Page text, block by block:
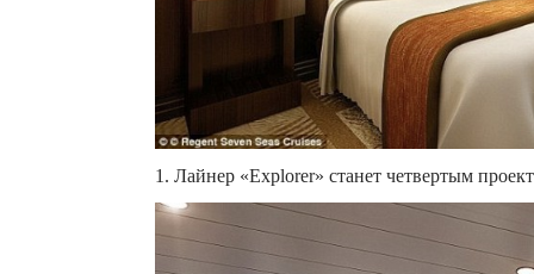
1. Лайнер «Explorer» станет четвертым